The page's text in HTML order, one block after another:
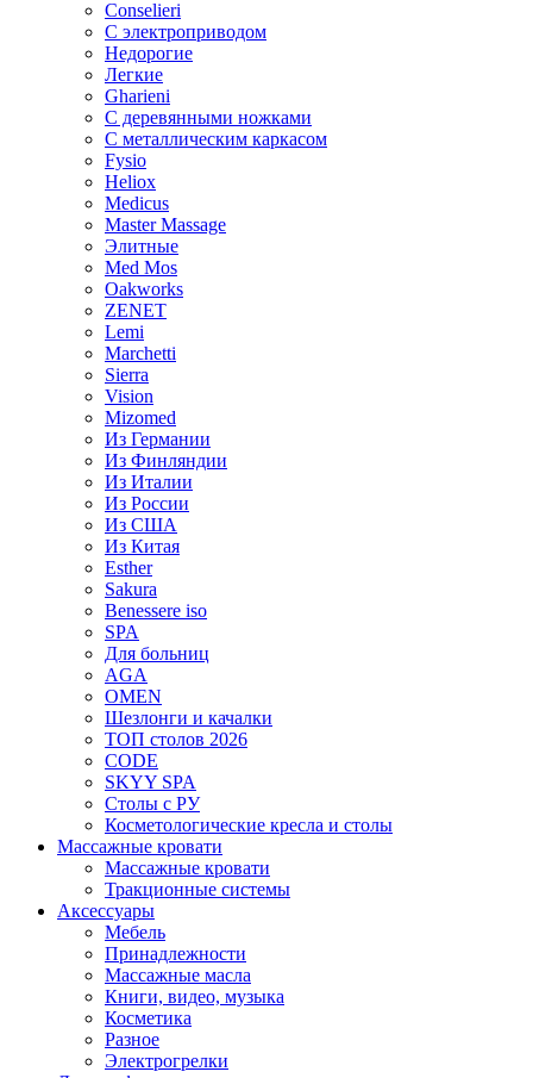
Conselieri
С электроприводом
Недорогие
Легкие
Gharieni
С деревянными ножками
С металлическим каркасом
Fysio
Heliox
Medicus
Master Massage
Элитные
Med Mos
Oakworks
ZENET
Lemi
Marchetti
Sierra
Vision
Mizomed
Из Германии
Из Финляндии
Из Италии
Из России
Из США
Из Китая
Esther
Sakura
Benessere iso
SPA
Для больниц
AGA
OMEN
Шезлонги и качалки
ТОП столов 2026
CODE
SKYY SPA
Столы с РУ
Косметологические кресла и столы
Массажные кровати
Массажные кровати
Тракционные системы
Аксессуары
Мебель
Принадлежности
Массажные масла
Книги, видео, музыка
Косметика
Разное
Электрогрелки